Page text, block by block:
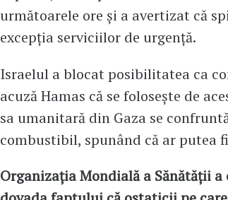
următoarele ore și a avertizat că
excepția serviciilor de urgență.
Israelul a blocat posibilitatea ca
acuză Hamas că se folosește de
sa umanitară din Gaza se
combustibil, spunând că ar putea
Organizația Mondială a Sănătății